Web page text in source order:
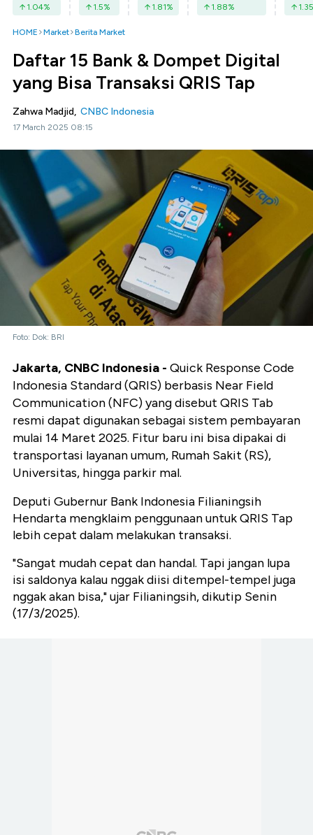
1.04% 1.5% 1.81% 1.88% 1.35
HOME Market Berita Market
Daftar 15 Bank & Dompet Digital
yang Bisa Transaksi QRIS Tap
Zahwa Madjid, CNBC Indonesia
17 March 2025 08:15
Foto: Dok: BRI
Jakarta, CNBC Indonesia - Quick Response Code
Indonesia Standard (QRIS) berbasis Near Field
Communication (NFC) yang disebut QRIS Tab
resmi dapat digunakan sebagai sistem pembayaran
mulai 14 Maret 2025. Fitur baru ini bisa dipakai di
transportasi layanan umum, Rumah Sakit (RS),
Universitas, hingga parkir mal.
Deputi Gubernur Bank Indonesia Filianingsih
Hendarta mengklaim penggunaan untuk QRIS Tap
lebih cepat dalam melakukan transaksi.
"Sangat mudah cepat dan handal. Tapi jangan lupa
isi saldonya kalau nggak diisi ditempel-tempel juga
nggak akan bisa," ujar Filianingsih, dikutip Senin
(17/3/2025).